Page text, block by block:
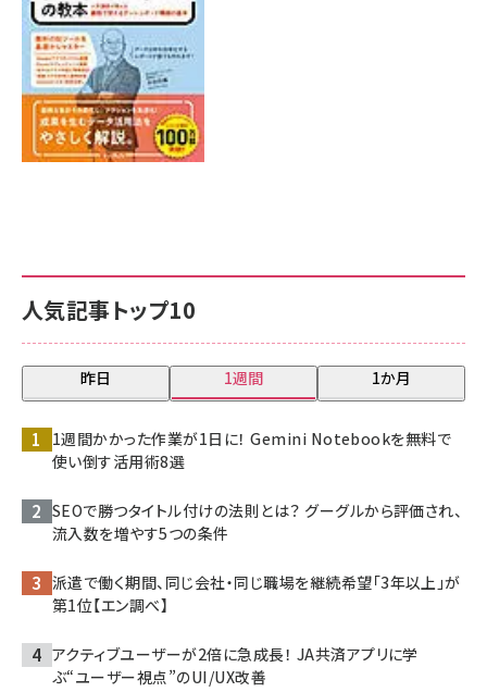
人気記事トップ10
昨日 1週間 1か月
1週間かかった作業が1日に！ Gemini Notebookを無料で
使い倒す活用術8選
SEOで勝つタイトル付けの法則とは？ グーグルから評価され、
流入数を増やす5つの条件
派遣で働く期間、同じ会社・同じ職場を継続希望「3年以上」が
第1位【エン調べ】
アクティブユーザーが2倍に急成長！ JA共済アプリに学
ぶ“ユーザー視点”のUI/UX改善